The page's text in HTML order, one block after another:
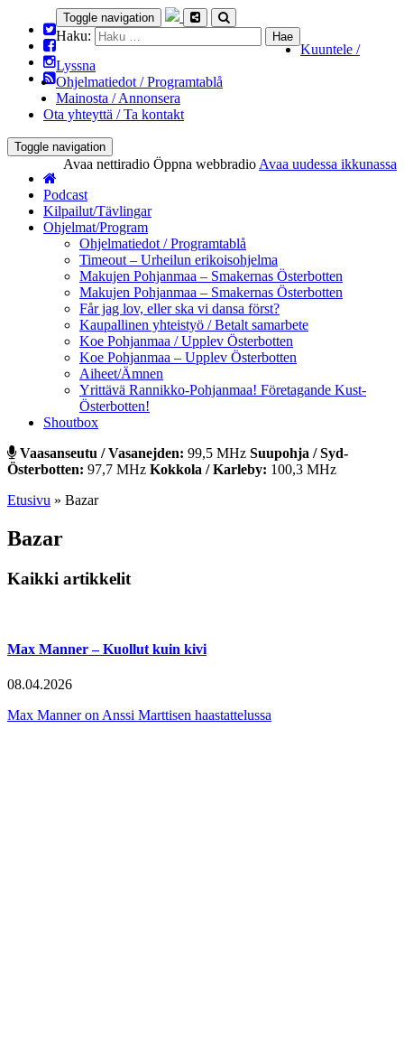
Toggle navigation
Haku:
Kuuntele /
Lyssna
Ohjelmatiedot / Programtablå
Mainosta / Annonsera
Ota yhteyttä / Ta kontakt
Toggle navigation
Avaa nettiradio Öppna webbradio Avaa uudessa ikkunassa
Podcast
Kilpailut/Tävlingar
Ohjelmat/Program
Ohjelmatiedot / Programtablå
Timeout – Urheilun erikoisohjelma
Makujen Pohjanmaa – Smakernas Österbotten
Makujen Pohjanmaa – Smakernas Österbotten
Får jag lov, eller ska vi dansa först?
Kaupallinen yhteistyö / Betalt samarbete
Koe Pohjanmaa / Upplev Österbotten
Koe Pohjanmaa – Upplev Österbotten
Aiheet/Ämnen
Yrittävä Rannikko-Pohjanmaa! Företagande Kust-
Österbotten!
Shoutbox
Vaasanseutu / Vasanejden: 99,5 MHz Suupohja / Syd-
Österbotten: 97,7 MHz Kokkola / Karleby: 100,3 MHz
Etusivu » Bazar
Bazar
Kaikki artikkelit
Max Manner – Kuollut kuin kivi
08.04.2026
Max Manner on Anssi Marttisen haastattelussa